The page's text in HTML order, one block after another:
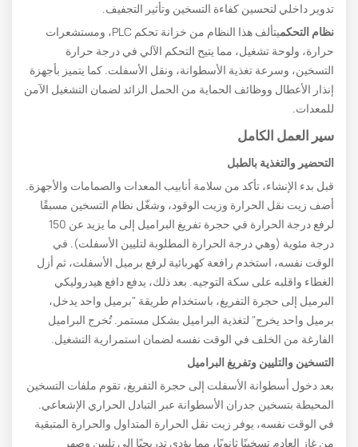
تدوير داخلي لتحسين كفاءة التسخين وتأثير التجفيف.
نظام التحكم
يتألف هذا النظام من خزانة تحكم PLC، ومستشعرات
حرارة، ولوحة تشغيل، مما يتيح التحكم الآلي في درجة حرارة
التسخين، وسرعة تغذية الأسطوانة، ونقل الأسفلت. كما يتميز بأجهزة
إنذار الأعطال ووظائف الحماية من الحمل الزائد لضمان التشغيل الآمن
للمعدات.
سير العمل الكامل
التحضير والتغذية بالطبل
قبل بدء الإنشاء، تأكد من سلامة أنابيب المعدات والصمامات والأجهزة.
أضف زيت نقل الحرارة وزيت الوقود، وشغّل نظام التسخين مسبقًا
لرفع درجة الحرارة في حجرة تفريغ البراميل إلى ما يزيد عن 150
درجة مئوية (وهي درجة الحرارة المطلوبة لتليين الأسفلت). في
الوقت نفسه، استخدم رافعة كهربائية لرفع برميل الأسفلت، ثم أزل
الغطاء واقلبه على سكة التوجيه. بعد ذلك، يدفع دافع هيدروليكي
البرميل إلى حجرة التفريغ، باستخدام طريقة "برميل واحد يدخل،
برميل واحد يخرج" لتغذية البراميل بشكل مستمر. تُخرج البراميل
الفارغة من الخلف في الوقت نفسه لضمان استمرارية التشغيل.
التسخين والتليين وتفريغ البراميل
بعد دخول أسطوانة الأسفلت إلى حجرة التفريغ، تقوم ملفات التسخين
المحيطة بتسخين جدران الأسطوانة عبر التبادل الحراري الإشعاعي.
في الوقت نفسه، يوفر زيت نقل الحرارة المتداول والحرارة المتبقية
من غاز العادم تسخينًا ثانويًا، مما يؤدي تدريجيًا إلى تليين وصهر